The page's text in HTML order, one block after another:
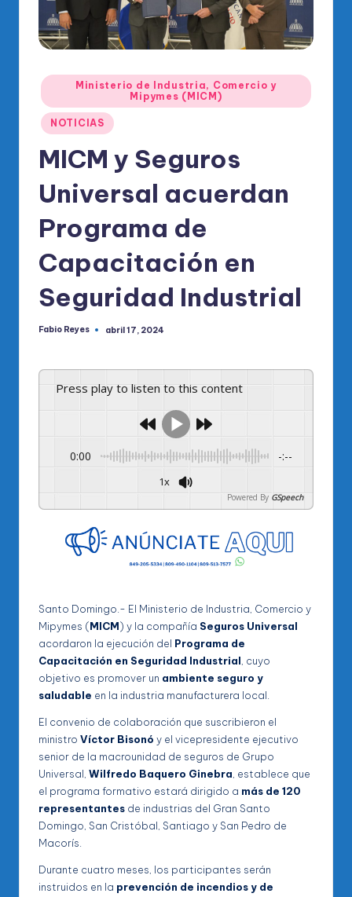
O
ci
al
M
Publicado
en
Ministerio de Industria, Comercio y
Mipymes (MICM)
NOTICIAS
MICM y Seguros
Universal acuerdan
Programa de
Capacitación en
Seguridad Industrial
Publicado
Fabio Reyes abril 17, 2024
Press play to listen to this content
0:00 -:--
1x
Powered By GSpeech
Santo Domingo.- El Ministerio de Industria, Comercio y
Mipymes (MICM) y la compañía Seguros Universal
acordaron la ejecución del Programa de
Capacitación en Seguridad Industrial, cuyo
objetivo es promover un ambiente seguro y
saludable en la industria manufacturera local.
El convenio de colaboración que suscribieron el
ministro Víctor Bisonó y el vicepresidente ejecutivo
senior de la macrounidad de seguros de Grupo
Universal, Wilfredo Baquero Ginebra, establece que
el programa formativo estará dirigido a más de 120
representantes de industrias del Gran Santo
Domingo, San Cristóbal, Santiago y San Pedro de
Macorís.
Durante cuatro meses, los participantes serán
instruidos en la prevención de incendios y de